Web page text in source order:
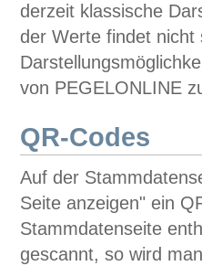
derzeit klassische
der Werte findet
von PEGELONLINE
QR-Codes
Auf der
Seite anzeigen" ein
Stammdatenseite
gescannt, so wird